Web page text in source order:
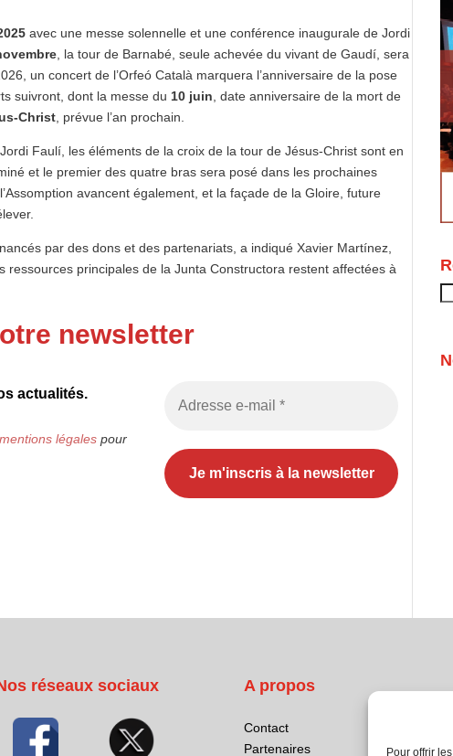
Pour offrir
avec une messe solennelle et une conférence inaugurale de Jordi
, la tour de Barnabé, seule achevée du vivant de Gaudí, sera
un concert de l’Orfeó Català marquera l’anniversaire de la pose
suivront, dont la messe du 10 juin , date anniversaire de la mort de
Christ, prévue l’an prochain.
Faulí, les éléments de la croix de la tour de Jésus-Christ sont en
et le premier des quatre bras sera posé dans les prochaines
avancent également, et la façade de la Gloire, future
par des dons et des partenariats, a indiqué Xavier Martínez,
principales de la Junta Constructora restent affectées à
newsletter
actualités.
mentions légalespour
réseaux sociaux A propos
Contact
Partenaires